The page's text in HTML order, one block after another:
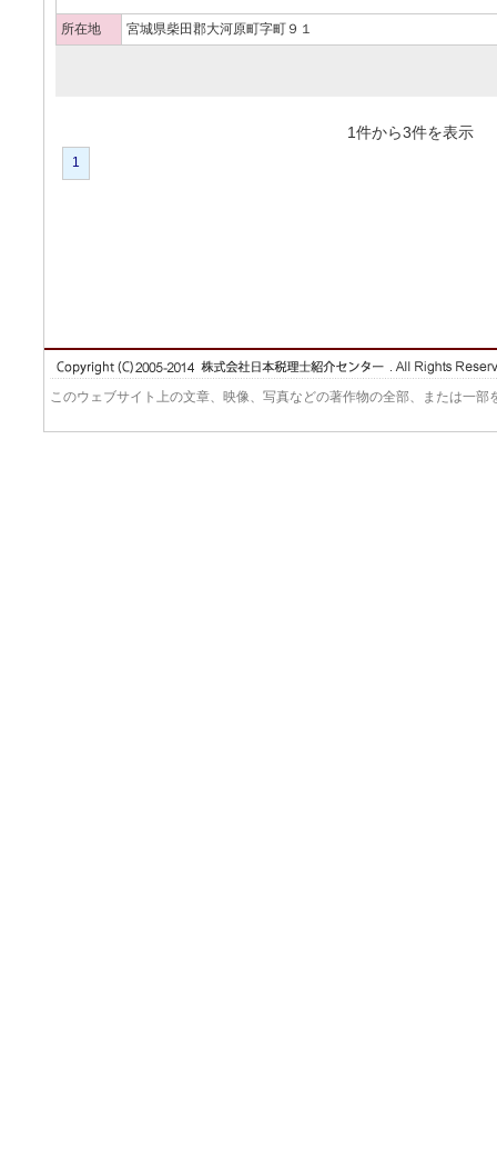
所在地 宮城県柴田郡大河原町字町９１
1件から3件を表
1
このウェブサイト上の文章、映像、写真などの著作物の全部、または一